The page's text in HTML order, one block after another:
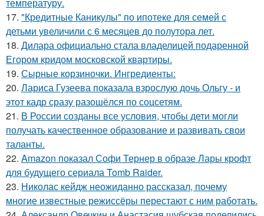
17. "Кредитные Каникулы" по ипотеке для семей с
детьми увеличили с 6 месяцев до полутора лет.
18. Дилара официально стала владелицей подаренной
Егором кридом московской квартиры.
19. Сырные корзиночки. Ингредиенты:
20. Лариса Гузеева показала взрослую дочь Ольгу - и
этот кадр сразу разошёлся по соцсетям.
21. В России созданы все условия, чтобы дети могли
получать качественное образование и развивать свои
таланты.
22. Amazon показал Софи Тернер в образе Лары крофт
для будущего сериала Tomb Raider.
23. Николас кейдж неожиданно рассказал, почему
многие известные режиссёры перестают с ним работать.